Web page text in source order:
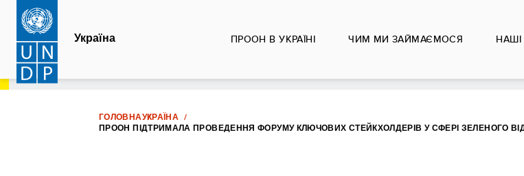
Перейти
основного
вмісту
Україна ПРООН В УКРАЇНІ ЧИМ МИ ЗАЙМАЄМОСЯ НАШІ
ГОЛОВНАУКРАЇНА
ПРООН ПІДТРИМАЛА ПРОВЕДЕННЯ ФОРУМУ КЛЮЧОВИХ СТЕЙКХОЛДЕРІВ У СФЕРІ ЗЕЛЕНОГО